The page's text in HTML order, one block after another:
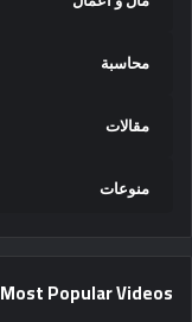
محاسبة
مقالات
منوعات
Most Popular Videos